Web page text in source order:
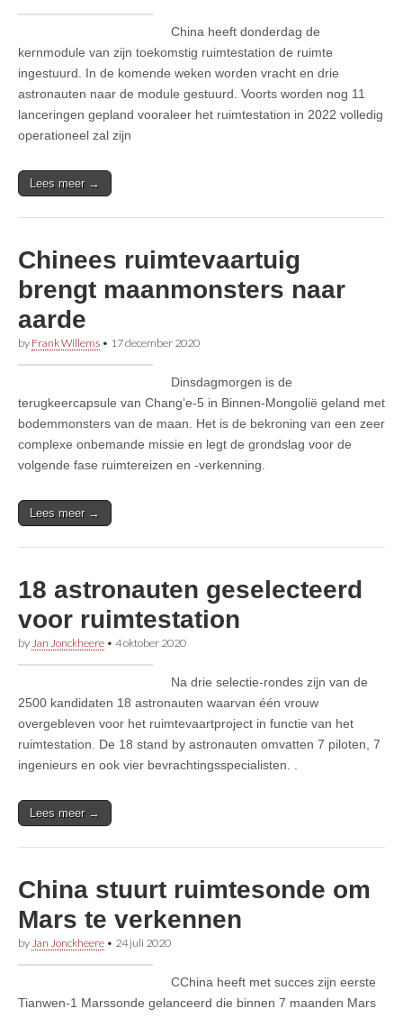
China heeft donderdag de
kernmodule van zijn toekomstig ruimtestation de ruimte
ingestuurd. In de komende weken worden vracht en drie
astronauten naar de module gestuurd. Voorts worden nog 11
lanceringen gepland vooraleer het ruimtestation in 2022 volledig
operationeel zal zijn
Lees meer →
Chinees ruimtevaartuig
brengt maanmonsters naar
aarde
by Frank Willems • 17 december 2020
Dinsdagmorgen is de
terugkeercapsule van Chang’e-5 in Binnen-Mongolië geland met
bodemmonsters van de maan. Het is de bekroning van een zeer
complexe onbemande missie en legt de grondslag voor de
volgende fase ruimtereizen en -verkenning.
Lees meer →
18 astronauten geselecteerd
voor ruimtestation
by Jan Jonckheere • 4 oktober 2020
Na drie selectie-rondes zijn van de
2500 kandidaten 18 astronauten waarvan één vrouw
overgebleven voor het ruimtevaartproject in functie van het
ruimtestation. De 18 stand by astronauten omvatten 7 piloten, 7
ingenieurs en ook vier bevrachtingsspecialisten. .
Lees meer →
China stuurt ruimtesonde om
Mars te verkennen
by Jan Jonckheere • 24 juli 2020
CChina heeft met succes zijn eerste
Tianwen-1 Marssonde gelanceerd die binnen 7 maanden Mars